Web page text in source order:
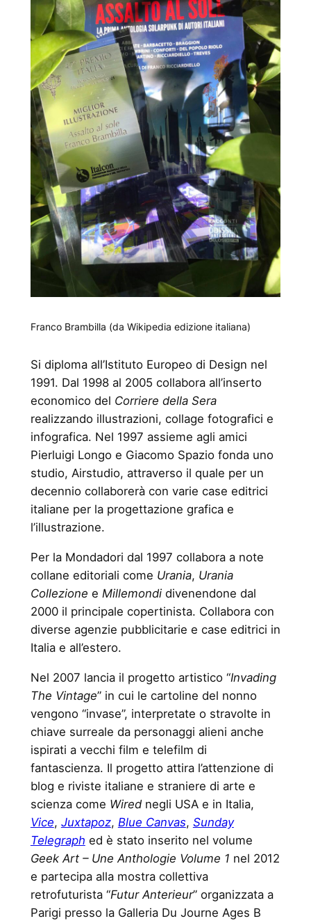
Franco Brambilla (da Wikipedia edizione italiana)
Si diploma all’Istituto Europeo di Design nel
1991. Dal 1998 al 2005 collabora all’inserto
economico del Corriere della Sera
realizzando illustrazioni, collage fotografici e
infografica. Nel 1997 assieme agli amici
Pierluigi Longo e Giacomo Spazio fonda uno
studio, Airstudio, attraverso il quale per un
decennio collaborerà con varie case editrici
italiane per la progettazione grafica e
l’illustrazione.
Per la Mondadori dal 1997 collabora a note
collane editoriali come Urania, Urania
Collezione e Millemondidivenendone dal
2000 il principale copertinista. Collabora con
diverse agenzie pubblicitarie e case editrici in
Italia e all’estero.
Nel 2007 lancia il progetto artistico “Invading
The Vintage” in cui le cartoline del nonno
vengono “invase”, interpretate o stravolte in
chiave surreale da personaggi alieni anche
ispirati a vecchi film e telefilm di
fantascienza. Il progetto attira l’attenzione di
blog e riviste italiane e straniere di arte e
scienza come Wirednegli USA e in Italia,
Vice, Juxtapoz, Blue Canvas, Sunday
Telegraph ed è stato inserito nel volume
Geek Art – Une Anthologie Volume 1 nel 2012
e partecipa alla mostra collettiva
retrofuturista “Futur Anterieur” organizzata a
Parigi presso la Galleria Du Journe Ages B